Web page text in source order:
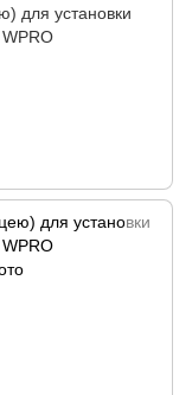
для установки